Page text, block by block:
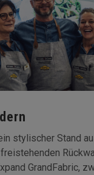
stylischer Stand
GrandFabric,